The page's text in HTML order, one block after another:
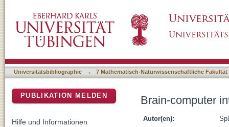
Universitätsbibliographie → 7 Mathematisch-Naturwissenschaftliche Fakultät
Brain-computer
Autor(en):
PUBLIKATION MELDEN
Hilfe und Informationen